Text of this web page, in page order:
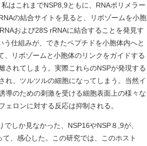
はこれまでNSP8,9ともに、RNAポリメラー
の結合サイトを見ると、リボゾームを小胞
および28S rRNAに結合することを発見す
仕組みが、できたペプチドを小胞体内へと
リボゾームと小胞体のリンクをガイドする
されてしまう。実際これらのNSPが発現する
れ、ツルツルの細胞になってしまう。当然イ
導のための刺激を受ける細胞表面上の様々な
ロンに対する反応は抑制される。
しか見なかった、NSP16やNSP８,9が、
、感心した。この研究では、このホスト